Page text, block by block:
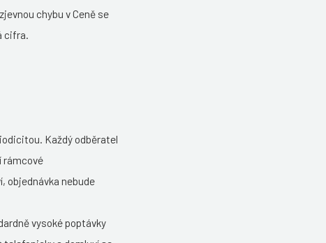
chybu v Ceně se
cifra.
Každý odběratel
rámcové
objednávka nebude
vysoké poptávky